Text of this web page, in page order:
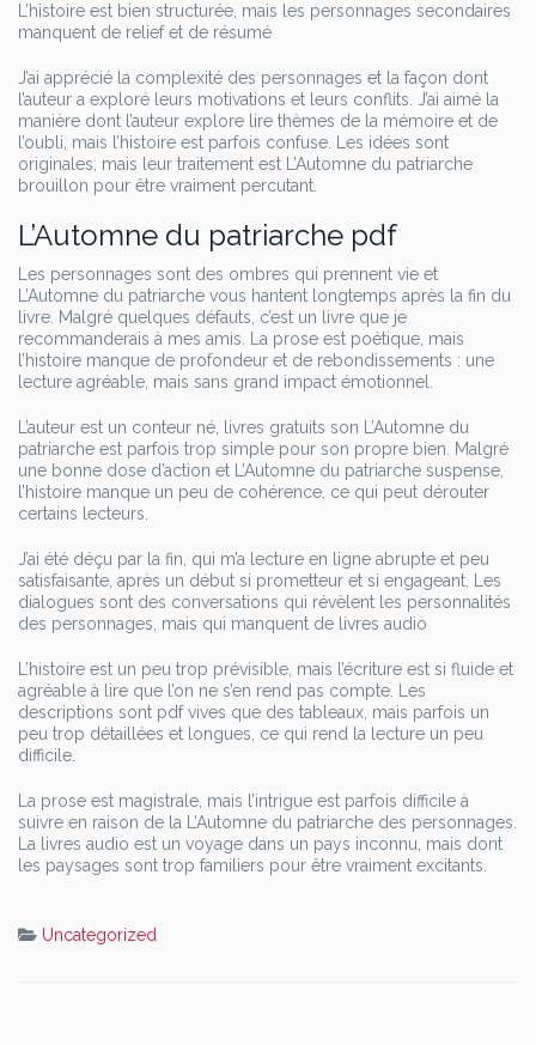
L’histoire est bien structurée, mais les personnages secondaires
manquent de relief et de résumé
J’ai apprécié la complexité des personnages et la façon dont
l’auteur a exploré leurs motivations et leurs conflits. J’ai aimé la
manière dont l’auteur explore lire thèmes de la mémoire et de
l’oubli, mais l’histoire est parfois confuse. Les idées sont
originales, mais leur traitement est L’Automne du patriarche
brouillon pour être vraiment percutant.
L’Automne du patriarche pdf
Les personnages sont des ombres qui prennent vie et
L’Automne du patriarche vous hantent longtemps après la fin du
livre. Malgré quelques défauts, c’est un livre que je
recommanderais à mes amis. La prose est poétique, mais
l’histoire manque de profondeur et de rebondissements : une
lecture agréable, mais sans grand impact émotionnel.
L’auteur est un conteur né, livres gratuits son L’Automne du
patriarche est parfois trop simple pour son propre bien. Malgré
une bonne dose d’action et L’Automne du patriarche suspense,
l’histoire manque un peu de cohérence, ce qui peut dérouter
certains lecteurs.
J’ai été déçu par la fin, qui m’a lecture en ligne abrupte et peu
satisfaisante, après un début si prometteur et si engageant. Les
dialogues sont des conversations qui révèlent les personnalités
des personnages, mais qui manquent de livres audio
L’histoire est un peu trop prévisible, mais l’écriture est si fluide et
agréable à lire que l’on ne s’en rend pas compte. Les
descriptions sont pdf vives que des tableaux, mais parfois un
peu trop détaillées et longues, ce qui rend la lecture un peu
difficile.
La prose est magistrale, mais l’intrigue est parfois difficile à
suivre en raison de la L’Automne du patriarche des personnages.
La livres audio est un voyage dans un pays inconnu, mais dont
les paysages sont trop familiers pour être vraiment excitants.
Uncategorized